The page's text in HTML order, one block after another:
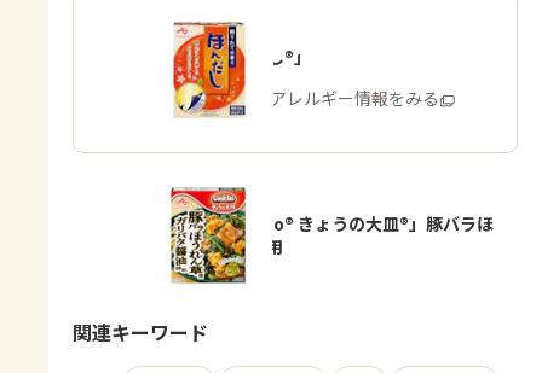
「ほんだし®」
商品・アレルギー情報をみる
「Cook Do® きょうの大皿®」豚バラほ
うれん草用
関連キーワード